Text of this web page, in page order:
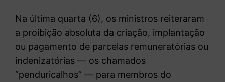
Na última quarta (6), os ministros reiteraram
a proibição absoluta da criação, implantação
ou pagamento de parcelas remuneratórias ou
indenizatórias — os chamados
“penduricalhos” — para membros do